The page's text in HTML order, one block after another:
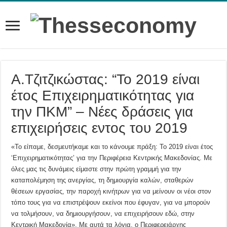
Α.Τζιτζικώστας: “Το 2019 είναι
έτος Επιχειρηματικότητας για
την ΠΚΜ” – Νέες δράσεις για
επιχειρήσεις εντος του 2019
«Το είπαμε, δεσμευτήκαμε και το κάνουμε πράξη: Το 2019 είναι έτος
‘Επιχειρηματικότητας’ για την Περιφέρεια Κεντρικής Μακεδονίας. Με
όλες μας τις δυνάμεις είμαστε στην πρώτη γραμμή για την
καταπολέμηση της ανεργίας, τη δημιουργία καλών, σταθερών
θέσεων εργασίας, την παροχή κινήτρων για να μείνουν οι νέοι στον
τόπο τους για να επιστρέψουν εκείνοι που έφυγαν, για να μπορούν
να τολμήσουν, να δημιουργήσουν, να επιχειρήσουν εδώ, στην
Κεντρική Μακεδονία». Με αυτά τα λόγια, ο Περιφερειάρχης